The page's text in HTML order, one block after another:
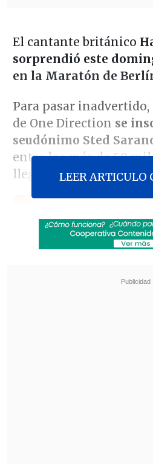
El cantante británico
sorprendió este
en la Maratón de
Para pasar
de One Direction se
seudónimo Sted
entre los más de 50
llegaron a la capital
Medio especializado
Girolamo a los Oscar 2027
Matus a Camilo Huerta:
LEER ARTICULO